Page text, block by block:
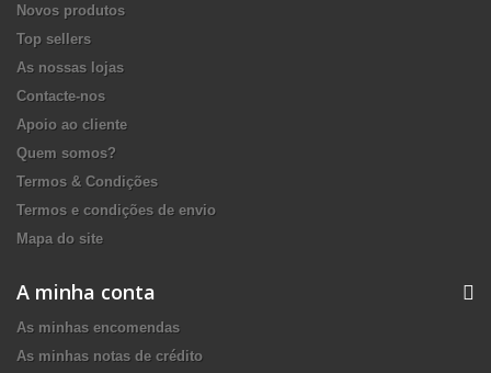
Novos produtos
Top sellers
As nossas lojas
Contacte-nos
Apoio ao cliente
Quem somos?
Termos & Condições
Termos e condições de envio
Mapa do site
A minha conta
As minhas encomendas
As minhas notas de crédito